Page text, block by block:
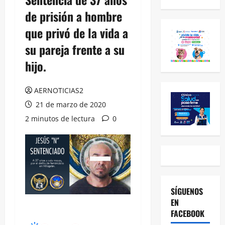
de prisión a hombre
que privó de la vida a
su pareja frente a su
hijo.
AERNOTICIAS2
21 de marzo de 2020
2 minutos de lectura
0
SÍGUENOS
EN
FACEBOOK